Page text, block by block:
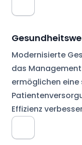
Modernisierte
das
ermöglichen eine
Effizienz